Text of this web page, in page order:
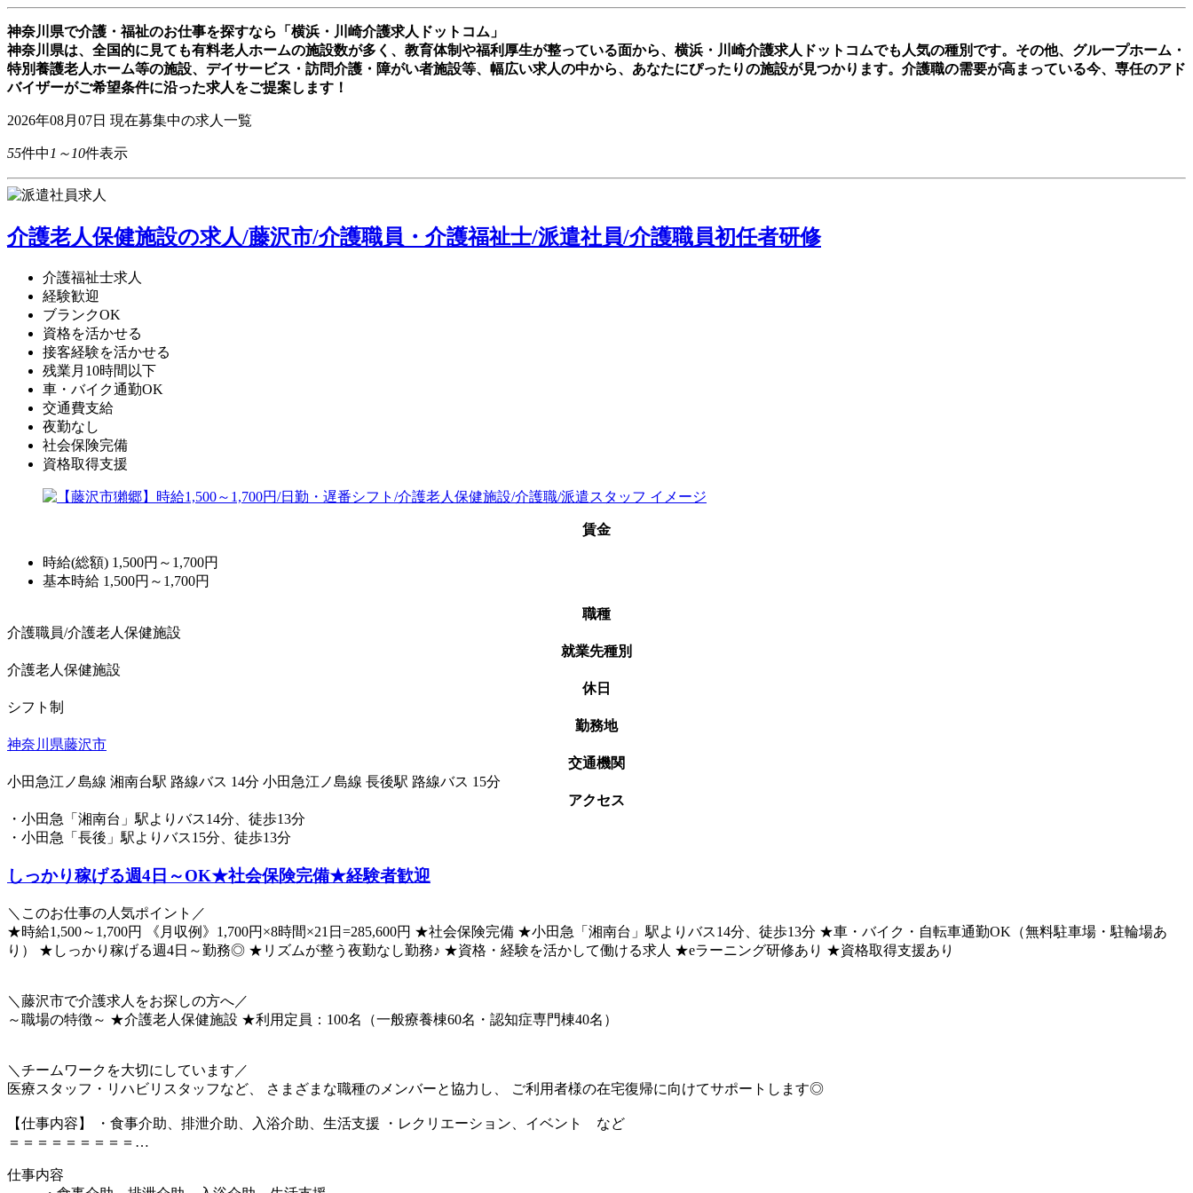
神奈川県で介護・福祉のお仕事を探すなら「横浜・川崎介護求人ドットコム」
神奈川県は、全国的に見ても有料老人ホームの施設数が多く、教育体制や福利厚生が整っている面から、横浜・川崎介護求人ドットコムでも人気の種別です。その他、グループホーム・
特別養護老人ホーム等の施設、デイサービス・訪問介護・障がい者施設等、幅広い求人の中から、あなたにぴったりの施設が見つかります。介護職の需要が高まっている今、専任のアド
バイザーがご希望条件に沿った求人をご提案します！
2026年08月07日 現在募集中の求人一覧
55件中1～10件表示
介護老人保健施設の求人/藤沢市/介護職員・介護福祉士/派遣社員/介護職員初任者研修
介護福祉士求人
経験歓迎
ブランクOK
資格を活かせる
接客経験を活かせる
残業月10時間以下
車・バイク通勤OK
交通費支給
夜勤なし
社会保険完備
資格取得支援
賃金
時給(総額) 1,500円～1,700円
基本時給 1,500円～1,700円
職種
介護職員/介護老人保健施設
就業先種別
介護老人保健施設
休日
シフト制
勤務地
神奈川県藤沢市
交通機関
小田急江ノ島線 湘南台駅 路線バス 14分 小田急江ノ島線 長後駅 路線バス 15分
アクセス
・小田急「湘南台」駅よりバス14分、徒歩13分
・小田急「長後」駅よりバス15分、徒歩13分
しっかり稼げる週4日～OK★社会保険完備★経験者歓迎
＼このお仕事の人気ポイント／
★時給1,500～1,700円 《月収例》1,700円×8時間×21日=285,600円 ★社会保険完備 ★小田急「湘南台」駅よりバス14分、徒歩13分 ★車・バイク・自転車通勤OK（無料駐車場・駐輪場あ
り） ★しっかり稼げる週4日～勤務◎ ★リズムが整う夜勤なし勤務♪ ★資格・経験を活かして働ける求人 ★eラーニング研修あり ★資格取得支援あり
＼藤沢市で介護求人をお探しの方へ／
～職場の特徴～ ★介護老人保健施設 ★利用定員：100名（一般療養棟60名・認知症専門棟40名）
＼チームワークを大切にしています／
医療スタッフ・リハビリスタッフなど、 さまざまな職種のメンバーと協力し、 ご利用者様の在宅復帰に向けてサポートします◎
【仕事内容】 ・食事介助、排泄介助、入浴介助、生活支援 ・レクリエーション、イベント など
＝＝＝＝＝＝＝＝＝…
仕事内容